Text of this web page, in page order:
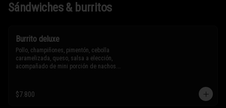
Sándwiches & burritos
Burrito deluxe
Pollo, champiñones, pimentón, cebolla
caramelizada, queso, salsa a elección,
acompañado de mini porción de nachos.
* Los ingredientes no son intercambiables.
Sólo puedes solicitar eliminar un
$7.800